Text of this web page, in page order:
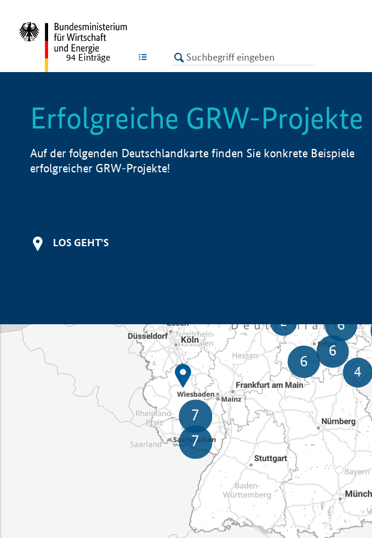
LISTE
94 Einträge
Erfolgreiche GRW-Projekte
Auf der folgenden Deutschlandkarte finden Sie konkrete Beispiele
erfolgreicher GRW-Projekte!
LOS GEHT'S